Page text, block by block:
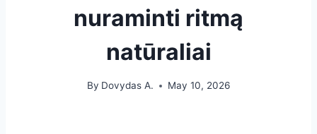
nuraminti ritmą
natūraliai
By Dovydas A. May 10, 2026